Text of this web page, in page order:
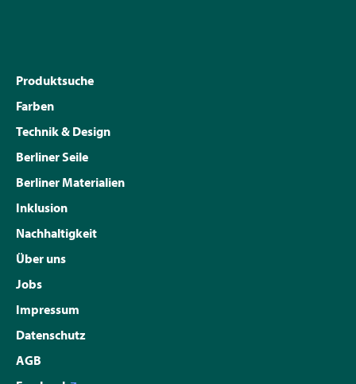
Produktsuche
Farben
Technik & Design
Berliner Seile
Berliner Materialien
Inklusion
Nachhaltigkeit
Über uns
Jobs
Impressum
Datenschutz
AGB